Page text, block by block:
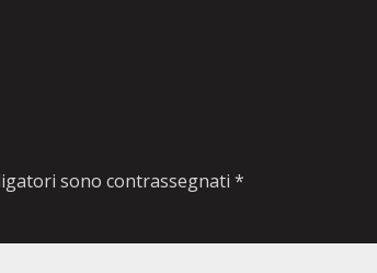
sono contrassegnati*